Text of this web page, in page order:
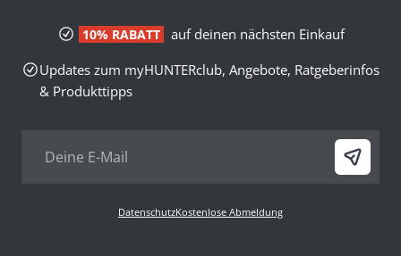
10% RABATT
auf deinen nächsten Einkauf
Updates zum myHUNTERclub, Angebote, Ratgeberinfos
& Produkttipps
DatenschutzKostenlose Abmeldung